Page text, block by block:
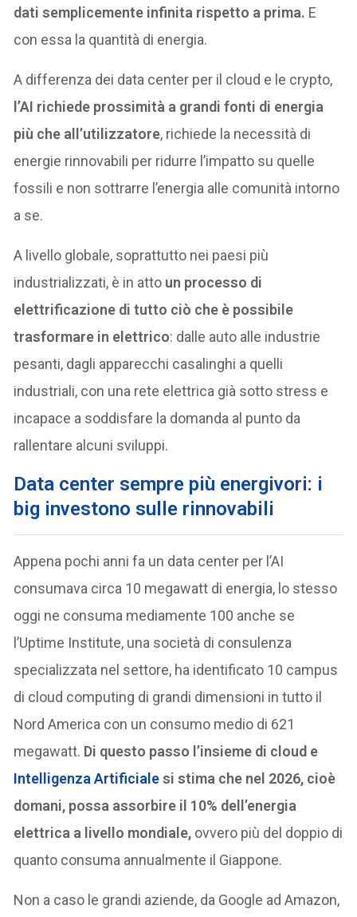
dati semplicemente infinita rispetto a prima. E
con essa la quantità di energia.
A differenza dei data center per il cloud e le crypto,
l’AI richiede prossimità a grandi fonti di energia
più che all’utilizzatore, richiede la necessità di
energie rinnovabili per ridurre l’impatto su quelle
fossili e non sottrarre l’energia alle comunità intorno
a se.
A livello globale, soprattutto nei paesi più
industrializzati, è in atto un processo di
elettrificazione di tutto ciò che è possibile
trasformare in elettrico: dalle auto alle industrie
pesanti, dagli apparecchi casalinghi a quelli
industriali, con una rete elettrica già sotto stress e
incapace a soddisfare la domanda al punto da
rallentare alcuni sviluppi.
Data center sempre più energivori: i
big investono sulle rinnovabili
Appena pochi anni fa un data center per l’AI
consumava circa 10 megawatt di energia, lo stesso
oggi ne consuma mediamente 100 anche se
l’Uptime Institute, una società di consulenza
specializzata nel settore, ha identificato 10 campus
di cloud computing di grandi dimensioni in tutto il
Nord America con un consumo medio di 621
megawatt. Di questo passo l’insieme di cloud e
Intelligenza Artificialesi stima che nel 2026, cioè
domani, possa assorbire il 10% dell’energia
elettrica a livello mondiale, ovvero più del doppio di
quanto consuma annualmente il Giappone.
Non a caso le grandi aziende, da Google ad Amazon,